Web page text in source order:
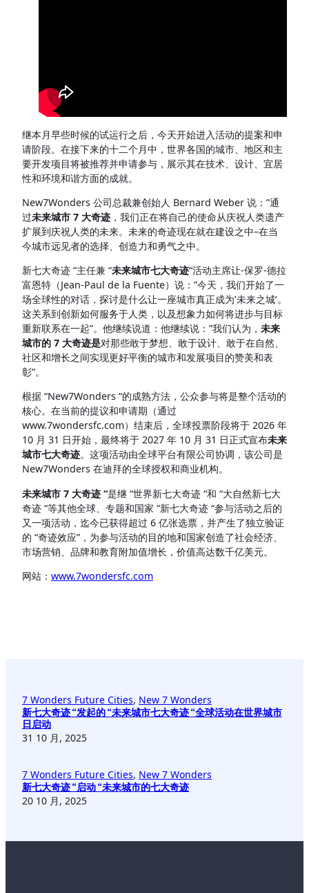
继本月早些时候的试运行之后，今天开始进入活动的提案和申
请阶段。在接下来的十二个月中，世界各国的城市、地区和主
要开发项目将被推荐并申请参与，展示其在技术、设计、宜居
性和环境和谐方面的成就。
New7Wonders 公司总裁兼创始人 Bernard Weber 说：”通
过未来城市 7 大奇迹 ，我们正在将自己的使命从庆祝人类遗产
扩展到庆祝人类的未来。未来的奇迹现在就在建设之中–在当
今城市远见者的选择、创造力和勇气之中。
新七大奇迹 “主任兼 “未来城市七大奇迹“活动主席让-保罗-德拉
富恩特（Jean-Paul de la Fuente）说：”今天，我们开始了一
场全球性的对话，探讨是什么让一座城市真正成为’未来之城’。
这关系到创新如何服务于人类，以及想象力如何将进步与目标
重新联系在一起”。他继续说道：他继续说：”我们认为， 未来
城市的 7 大奇迹是对那些敢于梦想、敢于设计、敢于在自然、
社区和增长之间实现更好平衡的城市和发展项目的赞美和表
彰”。
根据 “New7Wonders “的成熟方法，公众参与将是整个活动的
核心。在当前的提议和申请期（通过
www.7wondersfc.com）结束后，全球投票阶段将于 2026 年
10 月 31 日开始，最终将于 2027 年 10 月 31 日正式宣布未来
城市七大奇迹。这项活动由全球平台有限公司协调，该公司是
New7Wonders 在迪拜的全球授权和商业机构。
未来城市 7 大奇迹 “是继 “世界新七大奇迹 “和 “大自然新七大
奇迹 “等其他全球、专题和国家 “新七大奇迹 “参与活动之后的
又一项活动，迄今已获得超过 6 亿张选票，并产生了独立验证
的 “奇迹效应”，为参与活动的目的地和国家创造了社会经济、
市场营销、品牌和教育附加值增长，价值高达数千亿美元。
网站： www.7wondersfc.com
7 Wonders Future Cities, New 7 Wonders
新七大奇迹 “发起的 “未来城市七大奇迹 “全球活动在世界城市
日启动
31 10 月, 2025
7 Wonders Future Cities, New 7 Wonders
新七大奇迹 “启动 “未来城市的七大奇迹
20 10 月, 2025